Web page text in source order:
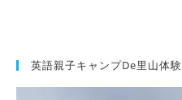
英語親子キャンプde里山体験